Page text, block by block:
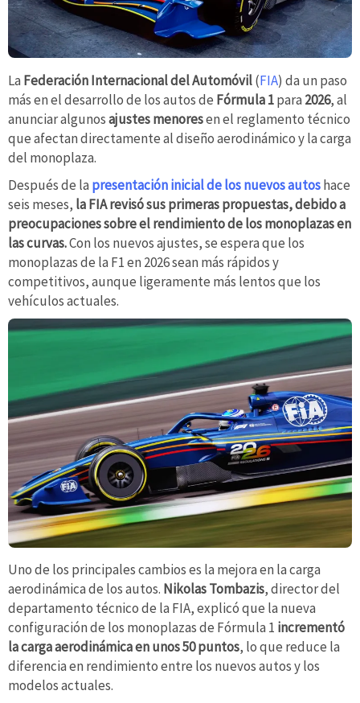
La Federación Internacional del Automóvil(FIA) da un paso
más en el desarrollo de los autos de Fórmula 1para 2026, al
anunciar algunosajustes menoresen el reglamento técnico
que afectan directamente al diseño aerodinámico y la carga
del monoplaza.
Después de la presentación inicial de los nuevos autoshace
seis meses, la FIA revisó sus primeras propuestas, debido a
preocupaciones sobre el rendimiento de los monoplazas en
las curvas.Con los nuevos ajustes, se espera que los
monoplazas de la F1 en 2026 sean más rápidos y
competitivos, aunque ligeramente más lentos que los
vehículos actuales.
Uno de los principales cambios es la mejora en la carga
aerodinámica de los autos. Nikolas Tombazis, director del
departamento técnico de la FIA, explicó que la nueva
configuración de los monoplazas de Fórmula 1 incrementó
la carga aerodinámica en unos 50 puntos, lo que reduce la
diferencia en rendimiento entre los nuevos autos y los
modelos actuales.